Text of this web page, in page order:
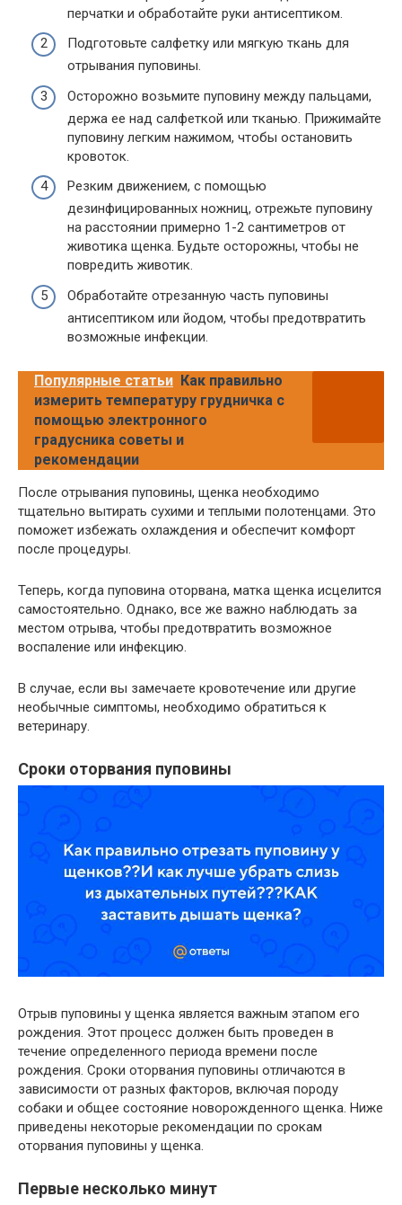
перчатки и обработайте руки антисептиком.
Подготовьте салфетку или мягкую ткань для
отрывания пуповины.
Осторожно возьмите пуповину между пальцами,
держа ее над салфеткой или тканью. Прижимайте
пуповину легким нажимом, чтобы остановить
кровоток.
Резким движением, с помощью
дезинфицированных ножниц, отрежьте пуповину
на расстоянии примерно 1-2 сантиметров от
животика щенка. Будьте осторожны, чтобы не
повредить животик.
Обработайте отрезанную часть пуповины
антисептиком или йодом, чтобы предотвратить
возможные инфекции.
Популярные статьи Как правильно
измерить температуру грудничка с
помощью электронного
градусника советы и
рекомендации
После отрывания пуповины, щенка необходимо
тщательно вытирать сухими и теплыми полотенцами. Это
поможет избежать охлаждения и обеспечит комфорт
после процедуры.
Теперь, когда пуповина оторвана, матка щенка исцелится
самостоятельно. Однако, все же важно наблюдать за
местом отрыва, чтобы предотвратить возможное
воспаление или инфекцию.
В случае, если вы замечаете кровотечение или другие
необычные симптомы, необходимо обратиться к
ветеринару.
Сроки оторвания пуповины
Отрыв пуповины у щенка является важным этапом его
рождения. Этот процесс должен быть проведен в
течение определенного периода времени после
рождения. Сроки оторвания пуповины отличаются в
зависимости от разных факторов, включая породу
собаки и общее состояние новорожденного щенка. Ниже
приведены некоторые рекомендации по срокам
оторвания пуповины у щенка.
Первые несколько минут